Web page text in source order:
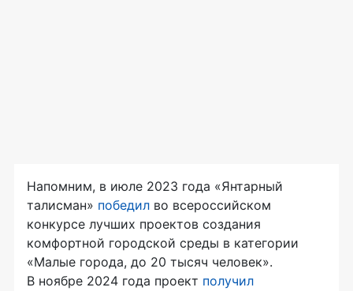
Напомним, в июле 2023 года «Янтарный
талисман» победил во всероссийском
конкурсе лучших проектов создания
комфортной городской среды в категории
«Малые города, до 20 тысяч человек».
В ноябре 2024 года проект получил